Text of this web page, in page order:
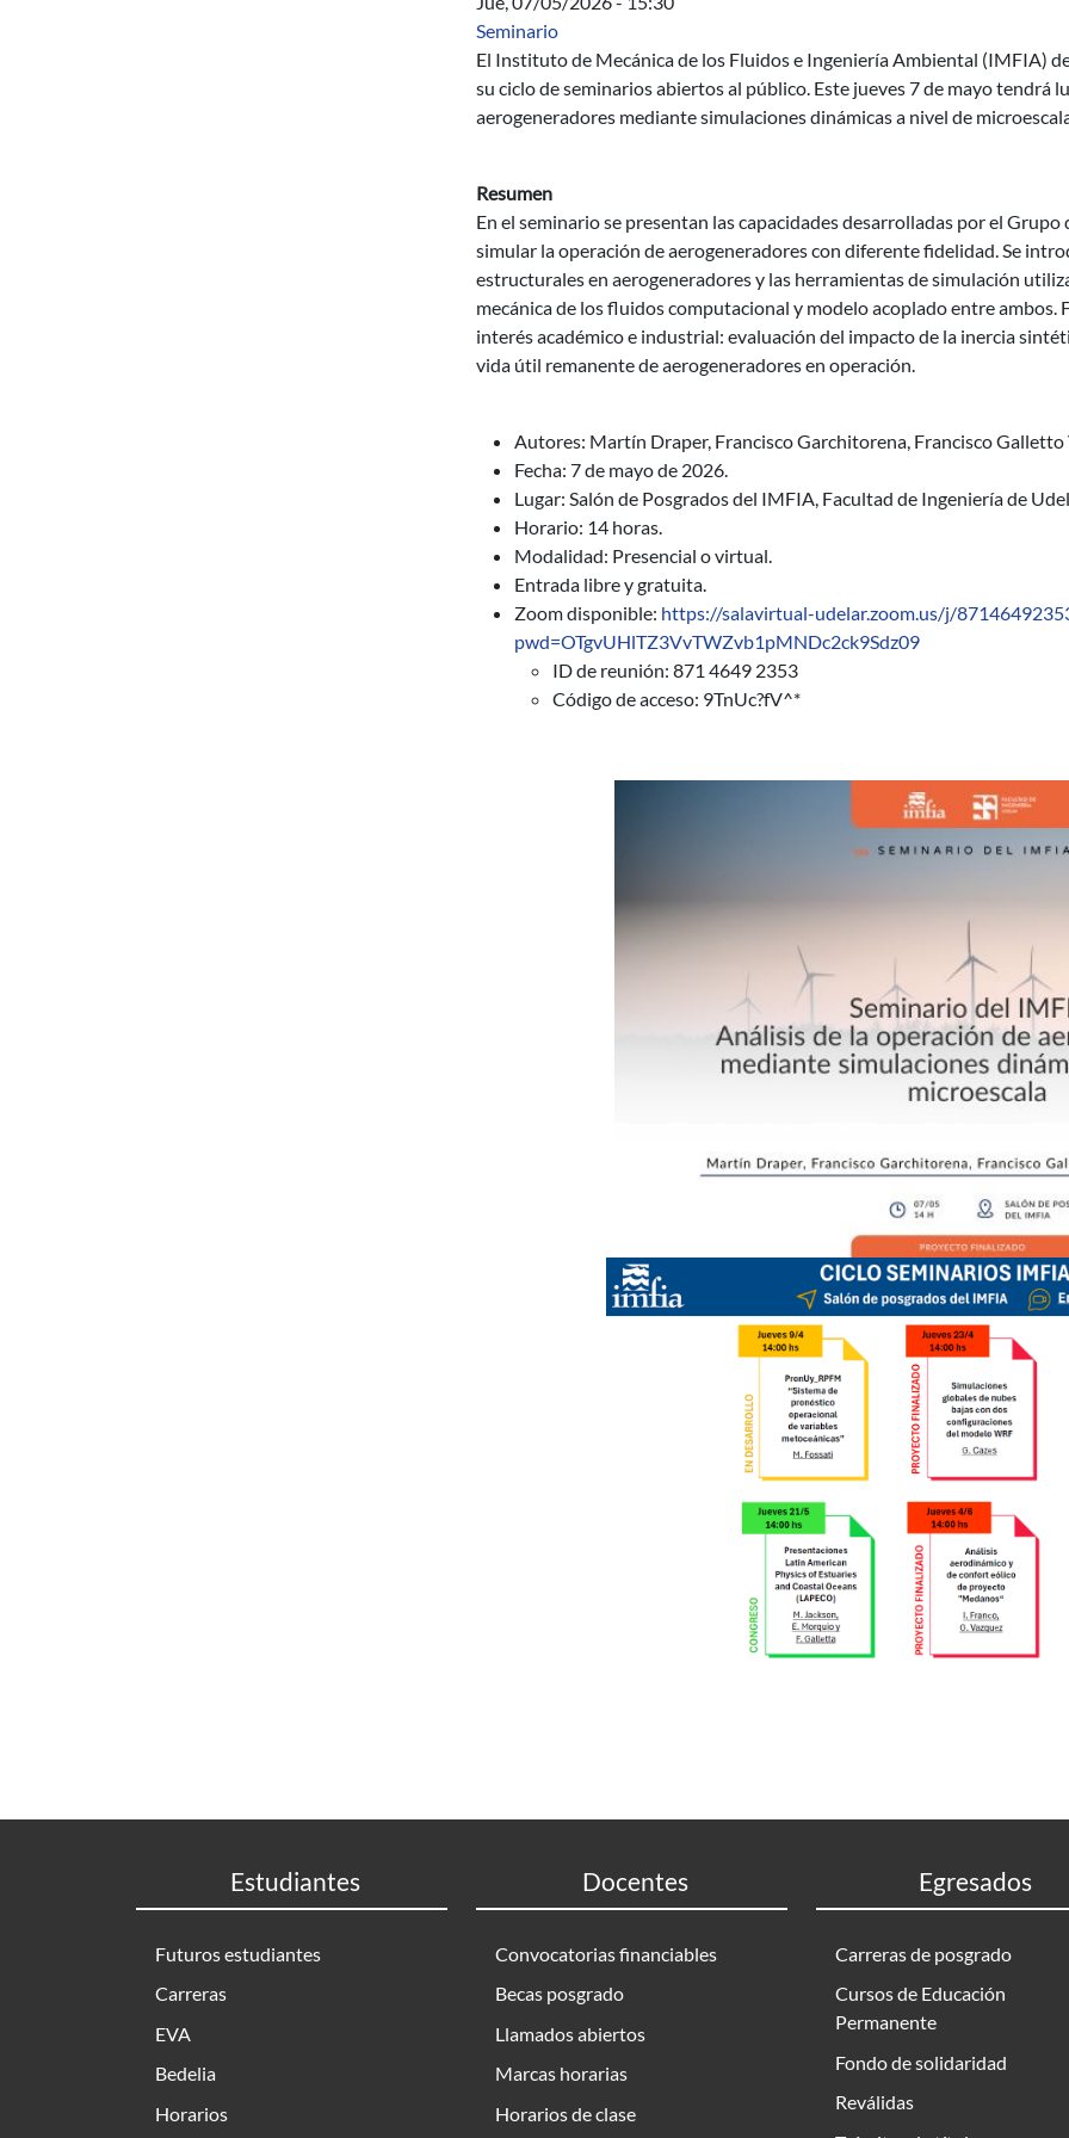
Seminario
El Instituto de Mecánica de los Fluidos e Ingeniería Ambiental (IMFIA)
su ciclo de seminarios abiertos al público. Este jueves 7 de mayo tendrá
aerogeneradores mediante simulaciones dinámicas a nivel de
Resumen
En el seminario se presentan las capacidades desarrolladas por el
simular la operación de aerogeneradores con diferente fidelidad. Se
estructurales en aerogeneradores y las herramientas de simulación
mecánica de los fluidos computacional y modelo acoplado entre ambos.
interés académico e industrial: evaluación del impacto de la inercia
vida útil remanente de aerogeneradores en operación.
Autores: Martín Draper, Francisco Garchitorena, Francisco Galletto
Fecha: 7 de mayo de 2026.
Lugar: Salón de Posgrados del IMFIA, Facultad de Ingeniería de
Horario: 14 horas.
Modalidad: Presencial o virtual.
Entrada libre y gratuita.
Zoom disponible: https://salavirtual-udelar.zoom.us/j/
pwd=OTgvUHlTZ3VvTWZvb1pMNDc2ck9Sdz09
ID de reunión: 871 4649 2353
Código de acceso: 9TnUc?fV^*
Estudiantes
Futuros estudiantes
Carreras
EVA
Bedelia
Horarios
Docentes
Convocatorias financiables
Becas posgrado
Llamados abiertos
Marcas horarias
Horarios de clase
Egresados
Carreras de posgrado
Cursos de Educación
Permanente
Fondo de solidaridad
Reválidas